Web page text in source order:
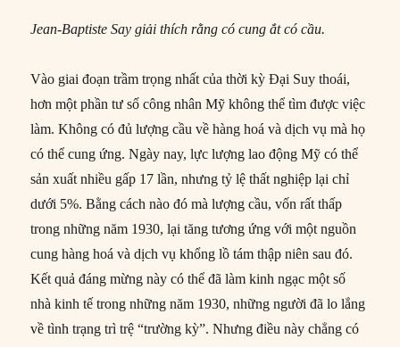
Jean-Baptiste Say giải thích rằng có cung ắt có cầu.
Vào giai đoạn trầm trọng nhất của thời kỳ Đại Suy thoái,
hơn một phần tư số công nhân Mỹ không thể tìm được việc
làm. Không có đủ lượng cầu về hàng hoá và dịch vụ mà họ
có thể cung ứng. Ngày nay, lực lượng lao động Mỹ có thể
sản xuất nhiều gấp 17 lần, nhưng tỷ lệ thất nghiệp lại chỉ
dưới 5%. Bằng cách nào đó mà lượng cầu, vốn rất thấp
trong những năm 1930, lại tăng tương ứng với một nguồn
cung hàng hoá và dịch vụ khổng lồ tám thập niên sau đó.
Kết quả đáng mừng này có thể đã làm kinh ngạc một số
nhà kinh tế trong những năm 1930, những người đã lo lắng
về tình trạng trì trệ “trường kỳ”. Nhưng điều này chẳng có